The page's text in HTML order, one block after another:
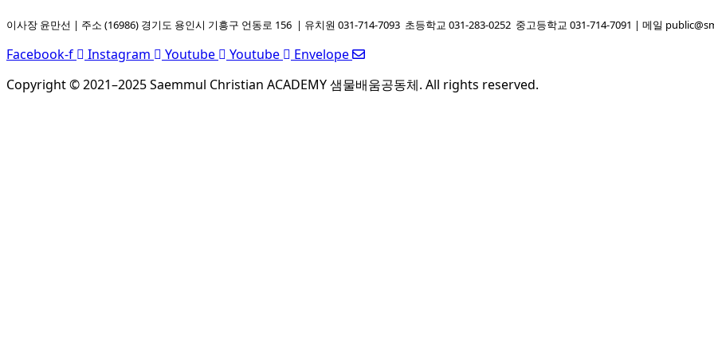
이사장 윤만선 | 주소 (16986) 경기도 용인시 기흥구 언동로 156 | 유치원 031-714-7093 초등학교 031-283-0252 중고등학교 031-714-7091 | 메일
Facebook-f Instagram Youtube Youtube
Envelope
Copyright © 2021–2025 Saemmul Christian ACADEMY 샘물배움공동체. All rights reserved.